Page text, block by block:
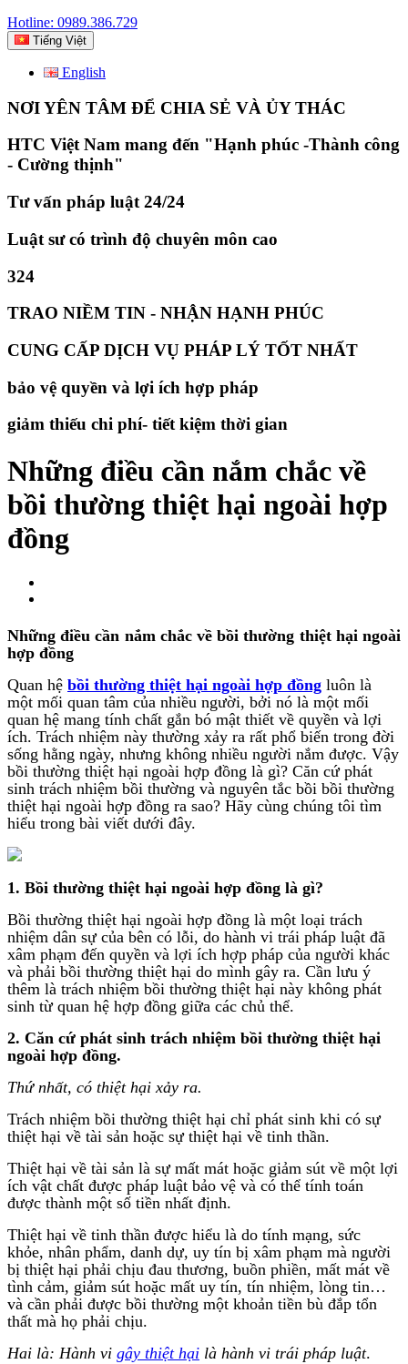
Hotline: 0989.386.729
Tiếng Việt
English
NƠI YÊN TÂM ĐỂ CHIA SẺ VÀ ỦY THÁC
HTC Việt Nam mang đến "Hạnh phúc -Thành công
- Cường thịnh"
Tư vấn pháp luật 24/24
Luật sư có trình độ chuyên môn cao
324
TRAO NIỀM TIN - NHẬN HẠNH PHÚC
CUNG CẤP DỊCH VỤ PHÁP LÝ TỐT NHẤT
bảo vệ quyền và lợi ích hợp pháp
giảm thiếu chi phí- tiết kiệm thời gian
​Những điều cần nắm chắc về
bồi thường thiệt hại ngoài hợp
đồng
Những điều cần nắm chắc về bồi thường thiệt hại ngoài
hợp đồng
Quan hệ bồi thường thiệt hại ngoài hợp đồng luôn là
một mối quan tâm của nhiều người, bởi nó là một mối
quan hệ mang tính chất gắn bó mật thiết về quyền và lợi
ích. Trách nhiệm này thường xảy ra rất phổ biến trong đời
sống hằng ngày, nhưng không nhiều người nắm được. Vậy
bồi thường thiệt hại ngoài hợp đồng là gì? Căn cứ phát
sinh trách nhiệm bồi thường và nguyên tắc bồi bồi thường
thiệt hại ngoài hợp đồng ra sao? Hãy cùng chúng tôi tìm
hiểu trong bài viết dưới đây.
1. Bồi thường thiệt hại ngoài hợp đồng là gì?
Bồi thường thiệt hại ngoài hợp đồng là một loại trách
nhiệm dân sự của bên có lỗi, do hành vi trái pháp luật đã
xâm phạm đến quyền và lợi ích hợp pháp của người khác
và phải bồi thường thiệt hại do mình gây ra. Cần lưu ý
thêm là trách nhiệm bồi thường thiệt hại này không phát
sinh từ quan hệ hợp đồng giữa các chủ thể.
2. Căn cứ phát sinh trách nhiệm bồi thường thiệt hại
ngoài hợp đồng.
Thứ nhất, có thiệt hại xảy ra.
Trách nhiệm bồi thường thiệt hại chỉ phát sinh khi có sự
thiệt hại về tài sản hoặc sự thiệt hại về tinh thần.
Thiệt hại về tài sản là sự mất mát hoặc giảm sút về một lợi
ích vật chất được pháp luật bảo vệ và có thể tính toán
được thành một số tiền nhất định.
Thiệt hại về tinh thần được hiểu là do tính mạng, sức
khỏe, nhân phẩm, danh dự, uy tín bị xâm phạm mà người
bị thiệt hại phải chịu đau thương, buồn phiền, mất mát về
tình cảm, giảm sút hoặc mất uy tín, tín nhiệm, lòng tin…
và cần phải được bồi thường một khoản tiền bù đắp tổn
thất mà họ phải chịu.
Hai là: Hành vi gây thiệt hại là hành vi trái pháp luật.